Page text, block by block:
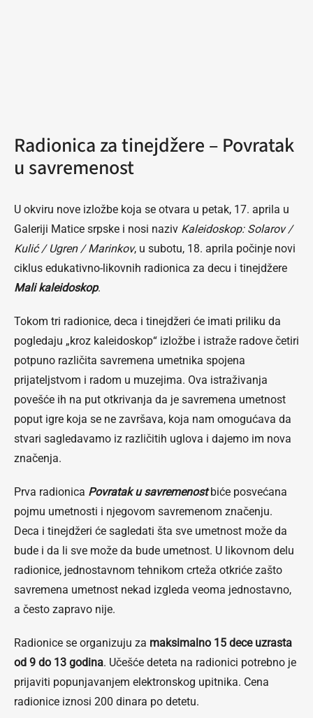
Radionica za tinejdžere – Povratak
u savremenost
U okviru nove izložbe koja se otvara u petak, 17. aprila u
Galeriji Matice srpske i nosi naziv Kaleidoskop: Solarov /
Kulić / Ugren / Marinkov, u subotu, 18. aprila počinje novi
ciklus edukativno-likovnih radionica za decu i tinejdžere
Mali kaleidoskop.
Tokom tri radionice, deca i tinejdžeri će imati priliku da
pogledaju „kroz kaleidoskop“ izložbe i istraže radove četiri
potpuno različita savremena umetnika spojena
prijateljstvom i radom u muzejima. Ova istraživanja
povešće ih na put otkrivanja da je savremena umetnost
poput igre koja se ne završava, koja nam omogućava da
stvari sagledavamo iz različitih uglova i dajemo im nova
značenja.
Prva radionica Povratak u savremenostbiće posvećana
pojmu umetnosti i njegovom savremenom značenju.
Deca i tinejdžeri će sagledati šta sve umetnost može da
bude i da li sve može da bude umetnost. U likovnom delu
radionice, jednostavnom tehnikom crteža otkriće zašto
savremena umetnost nekad izgleda veoma jednostavno,
a često zapravo nije.
Radionice se organizuju za maksimalno 15 dece uzrasta
od 9 do 13 godina. Učešće deteta na radionici potrebno je
prijaviti popunjavanjem elektronskog upitnika. Cena
radionice iznosi 200 dinara po detetu.